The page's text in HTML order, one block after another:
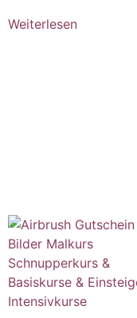
Weiterlesen